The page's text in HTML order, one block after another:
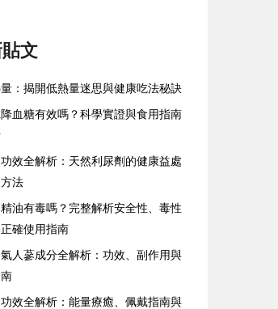
文
：揭開低熱量迷思與健康吃法秘訣
血糖有效嗎？科學實證與食用指南
效全解析：天然利尿劑的健康益處
法
油有毒嗎？完整解析安全性、毒性
確使用指南
人蔘成分全解析：功效、副作用與
效全解析：能量療癒、佩戴指南與